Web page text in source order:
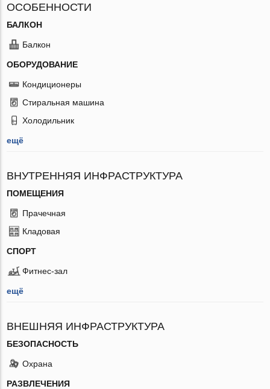
ОСОБЕННОСТИ
БАЛКОН
Балкон
ОБОРУДОВАНИЕ
Кондиционеры
Стиральная машина
Холодильник
ещё
ВНУТРЕННЯЯ ИНФРАСТРУКТУРА
ПОМЕЩЕНИЯ
Прачечная
Кладовая
СПОРТ
Фитнес-зал
ещё
ВНЕШНЯЯ ИНФРАСТРУКТУРА
БЕЗОПАСНОСТЬ
Охрана
РАЗВЛЕЧЕНИЯ